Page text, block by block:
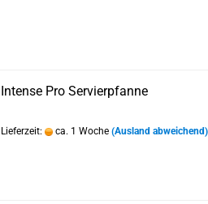
Intense Pro Servierpfanne
Lieferzeit: ca. 1 Woche (Ausland abweichend)